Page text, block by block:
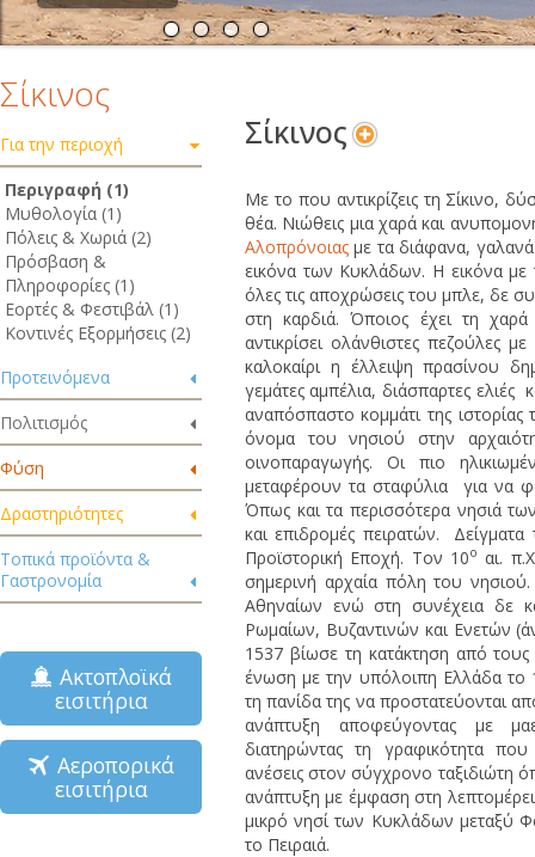
Σίκινος
Για την περιοχή
Περιγραφή (1)
Μυθολογία (1)
Πόλεις & Χωριά (2)
Πρόσβαση &
Πληροφορίες (1)
Εορτές & Φεστιβάλ (1)
Κοντινές Εξορμήσεις (2)
Προτεινόμενα
Πολιτισμός
Φύση
Δραστηριότητες
Τοπικά προϊόντα &
Γαστρονομία
Ακτοπλοϊκά
εισιτήρια
Αεροπορικά
εισιτήρια
Σίκινος
Με το που αντικρίζεις τη Σίκινο,
θέα. Νιώθεις μια χαρά και
Αλοπρόνοιαςμε τα διάφανα, γαλανά
εικόνα των Κυκλάδων. Η εικόνα με
όλες τις αποχρώσεις του μπλε, δε
στη καρδιά. Όποιος έχει τη
αντικρίσει ολάνθιστες
καλοκαίρι η έλλειψη πρασίνου
γεμάτες αμπέλια, διάσπαρτες ελιές
αναπόσπαστο κομμάτι της
όνομα του νησιού στην
οινοπαραγωγής. Οι πιο
μεταφέρουν τα σταφύλια για να
Όπως και τα περισσότερα νησιά
και επιδρομές πειρατών.
Προϊστορική Εποχή. Τον 10ο αι.
σημερινή αρχαία πόλη του
Αθηναίων ενώ στη συνέχεια δε
Ρωμαίων, Βυζαντινών και Ενετών
1537 βίωσε τη κατάκτηση από
ένωση με την υπόλοιπη Ελλάδα το
τη πανίδα της να προστατεύονται
ανάπτυξη αποφεύγοντας με
διατηρώντας τη γραφικότητα
ανέσεις στον σύγχρονο ταξιδιώτη
ανάπτυξη με έμφαση στη
μικρό νησί των Κυκλάδων μεταξύ
το Πειραιά.